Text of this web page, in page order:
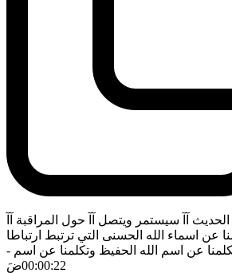
آآ سيستمر ويتصل آآ حول المراقبة آآ
عن اسماء الله الحسنى التي ترتبط ارتباطا
تكلمنا عن اسم الله الحفيظ وتكلمنا عن اسم -
00:00:22ضَ